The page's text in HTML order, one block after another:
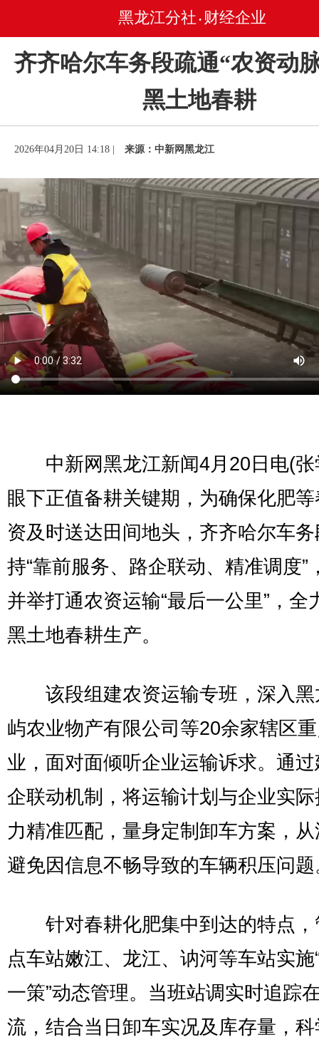
黑龙江分社 • 财经企业
齐齐哈尔车务段疏通“农资动
黑土地春耕
2026年04月20日 14:18 | 来源：中新网黑龙江
中新网黑龙江新闻4月20日电(张
眼下正值备耕关键期，为确保化肥
资及时送达田间地头，齐齐哈尔车
持“靠前服务、路企联动、精准调度”
并举打通农资运输“最后一公里”，全
黑土地春耕生产。
该段组建农资运输专班，深入黑
屿农业物产有限公司等20余家辖区
业，面对面倾听企业运输诉求。通
企联动机制，将运输计划与企业实
力精准匹配，量身定制卸车方案，
避免因信息不畅导致的车辆积压问题
针对春耕化肥集中到达的特点，
点车站嫩江、龙江、讷河等车站实施
一策”动态管理。当班站调实时追踪
流，结合当日卸车实况及库存量，